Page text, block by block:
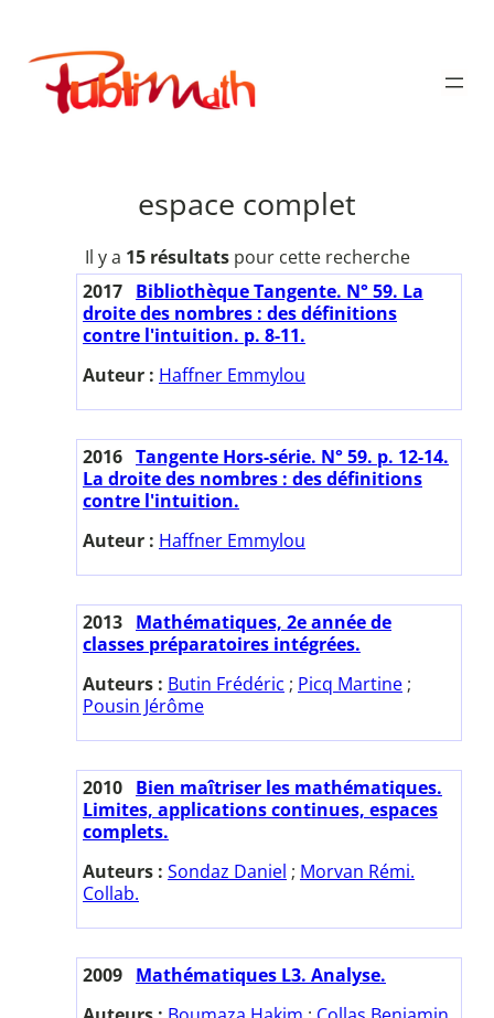
contenu
Publimath
espace complet
Il y a 15 résultatspour cette recherche
2017 Bibliothèque Tangente. N° 59. La
droite des nombres : des définitions
contre l'intuition. p. 8-11.
Auteur : Haffner Emmylou
2016 Tangente Hors-série. N° 59. p. 12-14.
La droite des nombres : des définitions
contre l'intuition.
Auteur : Haffner Emmylou
2013 Mathématiques, 2e année de
classes préparatoires intégrées.
Auteurs : Butin Frédéric ; Picq Martine ;
Pousin Jérôme
2010 Bien maîtriser les mathématiques.
Limites, applications continues, espaces
complets.
Auteurs : Sondaz Daniel ; Morvan Rémi.
Collab.
2009 Mathématiques L3. Analyse.